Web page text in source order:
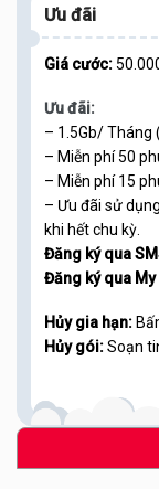
Ưu đãi
Giá cước:
Ưu đãi:
– 1.5Gb/ Tháng
– Miễn phí 50
– Miễn phí 15
– Ưu đãi sử
khi hết chu kỳ.
Đăng ký qua
Đăng ký qua
Hủy gia hạn:
Hủy gói:Soạn